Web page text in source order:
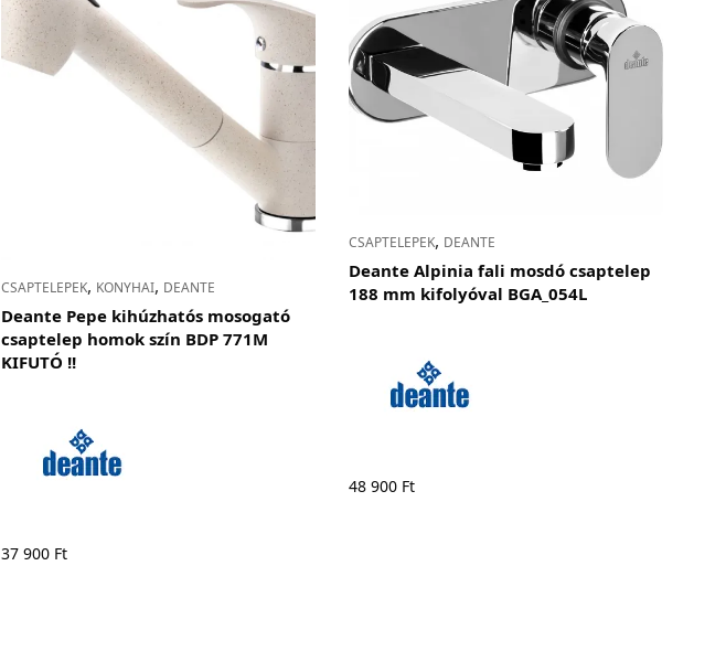
CSAPTELEPEK, KONYHAI, DEANTE
Deante Pepe kihúzhatós mosogató
csaptelep homok szín BDP 771M
KIFUTÓ !!
37 900 Ft
CSAPTELEPEK, DEANTE
Deante Alpinia fali mosdó csaptelep
188 mm kifolyóval BGA_054L
48 900 Ft